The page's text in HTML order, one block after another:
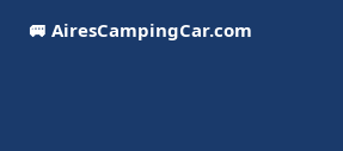
🚐 AiresCampingCar.com